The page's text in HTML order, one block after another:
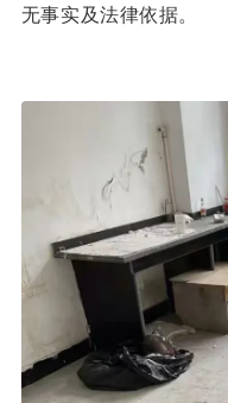
无事实及法律依据。